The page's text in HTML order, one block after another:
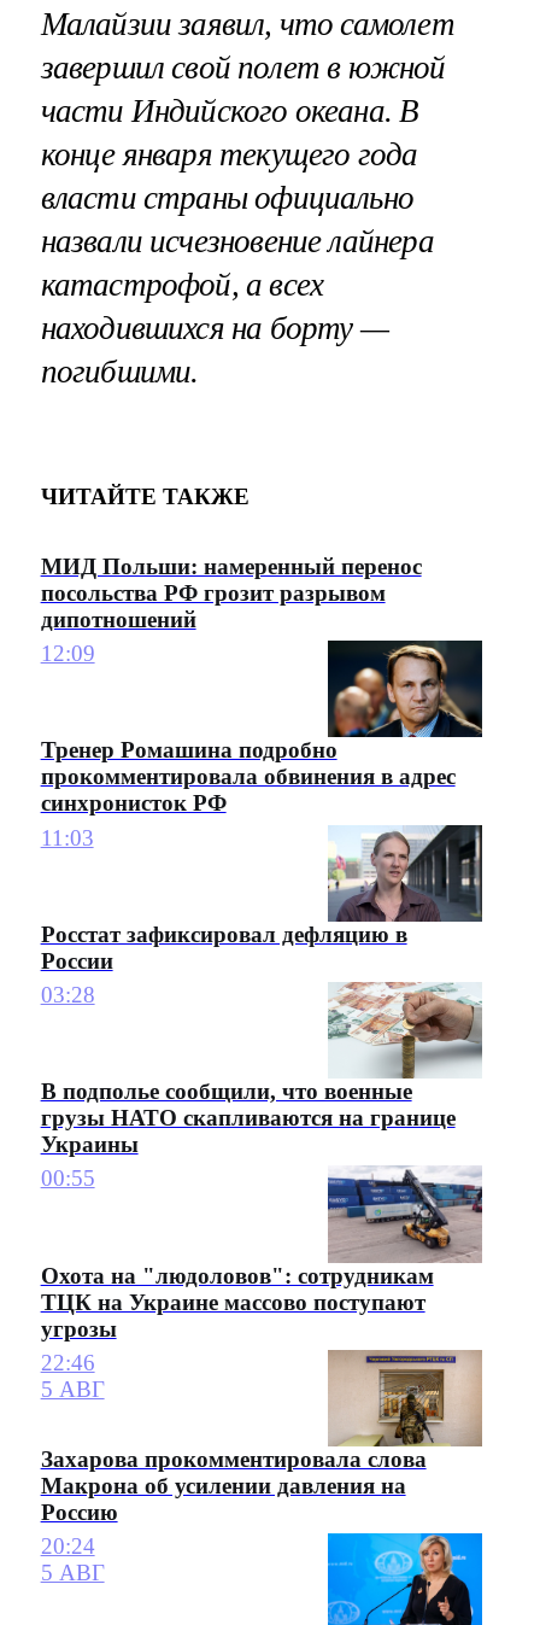
Малайзии заявил, что самолет
завершил свой полет в южной
части Индийского океана. В
конце января текущего года
власти страны официально
назвали исчезновение лайнера
катастрофой, а всех
находившихся на борту —
погибшими.
ЧИТАЙТЕ ТАКЖЕ
МИД Польши: намеренный перенос
посольства РФ грозит разрывом
дипотношений
12:09
Тренер Ромашина подробно
прокомментировала обвинения в адрес
синхронисток РФ
11:03
Росстат зафиксировал дефляцию в
России
03:28
В подполье сообщили, что военные
грузы НАТО скапливаются на границе
Украины
00:55
Охота на "людоловов": сотрудникам
ТЦК на Украине массово поступают
угрозы
22:46
5 АВГ
Захарова прокомментировала слова
Макрона об усилении давления на
Россию
20:24
5 АВГ